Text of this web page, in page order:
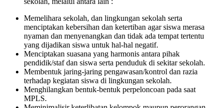
Memelihara sekolah, dan lingkungan sekolah serta
menciptakan kebersihan dan ketertiban agar siswa merasa
nyaman dan menyenangkan dan tidak ada tempat tertentu
yang dijadikan siswa untuk hal-hal negatif.
Menciptakan suasana yang harmonis antara pihak
pendidik/staf dan siswa serta penduduk di sekitar sekolah.
Membentuk jaring-jaring pengawasan/kontrol dan razia
terhadap kegiatan siswa di lingkungan sekolah.
Menghilangkan bentuk-bentuk perpeloncoan pada saat
MPLS.